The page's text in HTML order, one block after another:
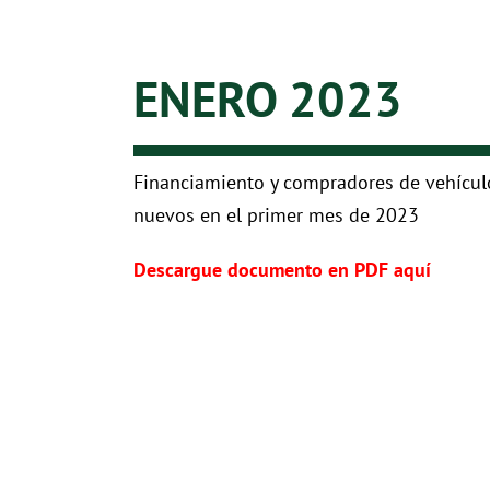
ENERO 2023
Financiamiento y compradores de
nuevos en el primer mes de 2023
Descargue documento en PDF aquí